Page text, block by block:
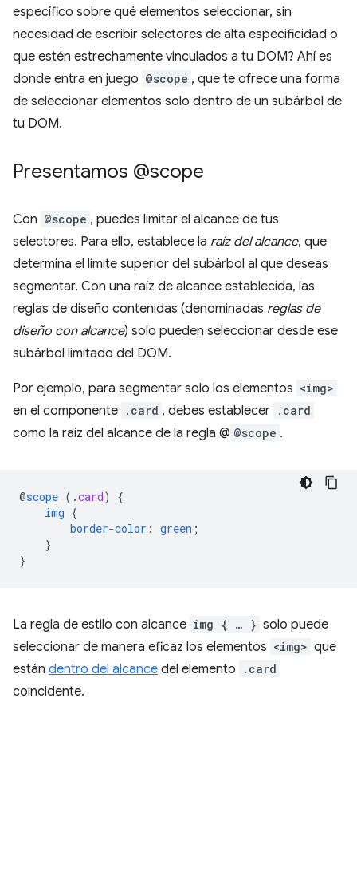
específico sobre qué elementos seleccionar, sin
necesidad de escribir selectores de alta especificidad o
que estén estrechamente vinculados a tu DOM? Ahí es
donde entra en juego @scope , que te ofrece una forma
de seleccionar elementos solo dentro de un subárbol de
tu DOM.
Presentamos @scope
Con @scope , puedes limitar el alcance de tus
selectores. Para ello, establece la raíz del alcance, que
determina el límite superior del subárbol al que deseas
segmentar. Con una raíz de alcance establecida, las
reglas de diseño contenidas (denominadas reglas de
diseño con alcance) solo pueden seleccionar desde ese
subárbol limitado del DOM.
Por ejemplo, para segmentar solo los elementos <img>
en el componente .card , debes establecer .card
como la raíz del alcance de la regla @ @scope .
@scope ( .card)
{
img {
border-color : green ;
}
}
La regla de estilo con alcance img { … } solo puede
seleccionar de manera eficaz los elementos <img> que
están dentro del alcance del elemento .card
coincidente.